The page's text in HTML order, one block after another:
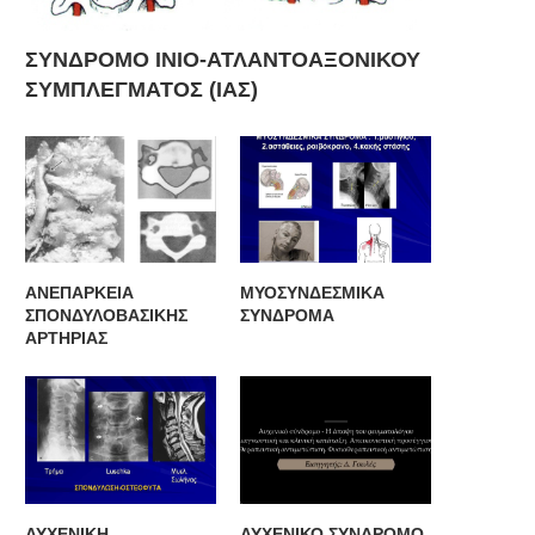
ΣΥΝΔΡΟΜΟ ΙΝΙΟ-ΑΤΛΑΝΤΟΑΞΟΝΙΚΟΥ
ΣΥΜΠΛΕΓΜΑΤΟΣ (ΙΑΣ)
ΑΝΕΠΑΡΚΕΙΑ
ΣΠΟΝΔΥΛΟΒΑΣΙΚΗΣ
ΑΡΤΗΡΙΑΣ
ΜΥΟΣΥΝΔΕΣΜΙΚΑ
ΣΥΝΔΡΟΜΑ